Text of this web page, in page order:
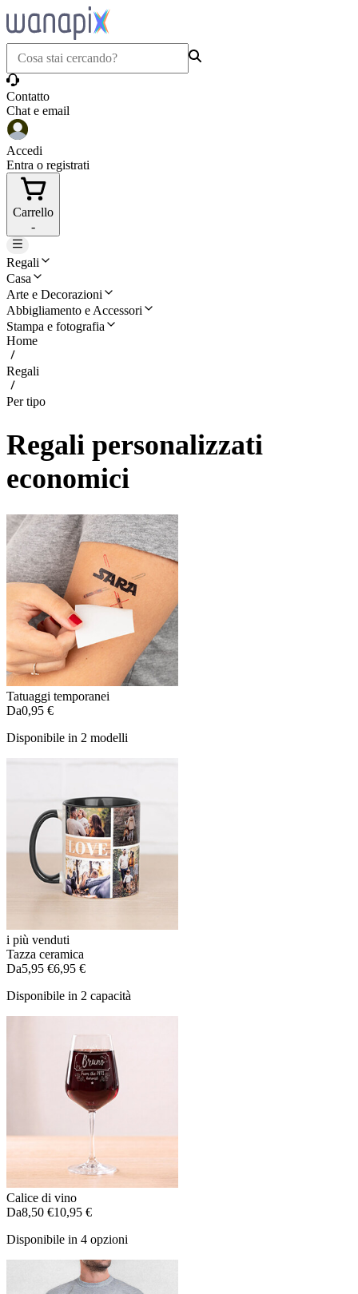
Contatto
Chat e email
Accedi
Entra o registrati
Carrello
-
Regali
Casa
Arte e Decorazioni
Abbigliamento e Accessori
Stampa e fotografia
Home
Regali
Per tipo
Regali personalizzati
economici
Tatuaggi temporanei
Da0,95 €
Disponibile in 2 modelli
i più venduti
Tazza ceramica
Da5,95 €6,95 €
Disponibile in 2 capacità
Calice di vino
Da8,50 €10,95 €
Disponibile in 4 opzioni